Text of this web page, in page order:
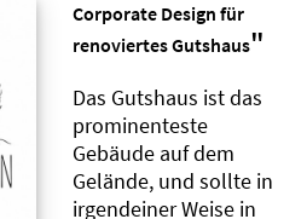
Corporate Design für
renoviertes Gutshaus"
Das Gutshaus ist das
prominenteste
Gebäude auf dem
Gelände, und sollte in
irgendeiner Weise in